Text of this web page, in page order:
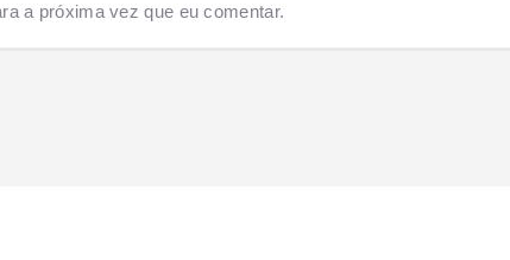
a próxima vez que eu comentar.